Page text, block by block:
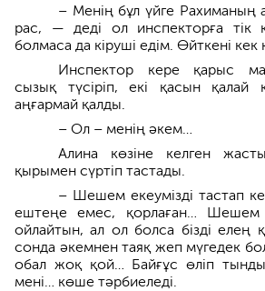
– Менің бұл үйге Рахиманың
рас, — деді ол инспе­кторға тік
болмаса да кіруші едім. Өйткені кек
Инспектор кере қарыс
сызық түсіріп, екі қасын қалай
аңғармай қалды.
– Ол – менің әкем…
Алина көзіне келген
қырымен сүртіп тас­тады.
– Шешем екеумізді тастап
ештеңе емес, қорлаған…
ойлайтын, ал ол болса бізді елең
сонда әкемнен таяқ жеп мүгедек
обал жоқ қой… Байғұс өліп
мені… көше тәрбиеледі.